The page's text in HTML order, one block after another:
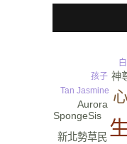
新北勢草民
神
SpongeSis
Aurora
Tan Jasmine
孩子